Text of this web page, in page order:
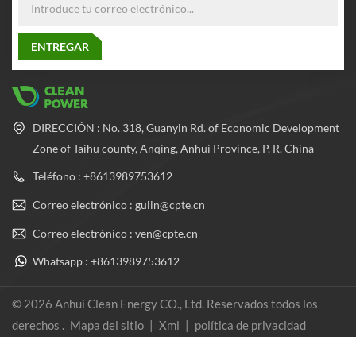
DIRECCIÓN : No. 318, Guanyin Rd. of Economic Development
Zone of Taihu county, Anqing, Anhui Province, P. R. China
Teléfono : +8613989753612
Correo electrónico : gulin@cpte.cn
Correo electrónico : ven@cpte.cn
Whatsapp : +8613989753612
© 2026 Anhui Clean Energy CO., Ltd. Reservados todos los
derechos . Mapa del sitio | Xml | política de privacidad